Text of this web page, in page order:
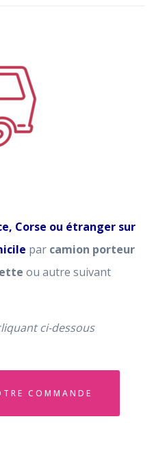
Corse ou étranger sur
par camion porteur
ou autre suivant
ci-dessous
COMMANDE